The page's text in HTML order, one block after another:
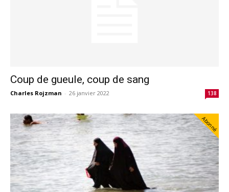
Coup de gueule, coup de sang
Charles Rojzman - 26 janvier 2022 138
Abonné